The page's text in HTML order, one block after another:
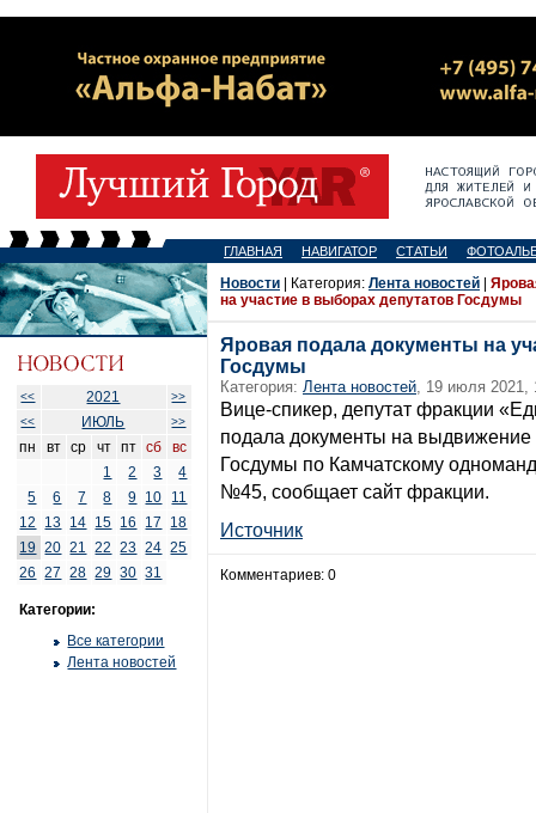
ГЛАВНАЯ НАВИГАТОР СТАТЬИ
<< 2021
>>
<<
ИЮЛЬ >>
пн вт ср чт пт сб
вс
1
2 3
4
5
6 7 8 9 10
11
12
13 14 15 16 17
18
19
20 21 22 23 24 25
26
27 28 29 30 31
Категории:
Все категории
Лента новостей
Новости | Категория: Лента новостей
на участие в выборах депутатов Госдумы
Яровая подала документы на
Госдумы
Категория: Лента новостей, 19 июля 2021,
Вице-спикер, депутат фракции
подала документы на выдвижение
Госдумы по Камчатскому
№45, сообщает сайт фракции.
Источник
Комментариев: 0